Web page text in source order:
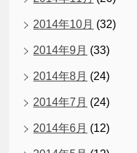
2014年10月 (32)
2014年9月 (33)
2014年8月 (24)
2014年7月 (24)
2014年6月 (12)